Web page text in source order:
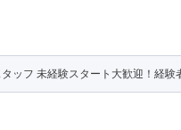
ッフ 未経験スタート大歓迎！経験